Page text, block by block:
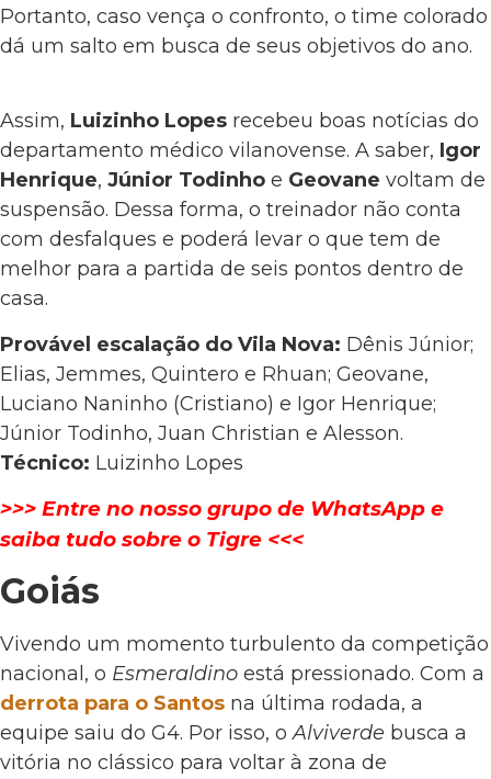
Portanto, caso vença o confronto, o time colorado
dá um salto em busca de seus objetivos do ano.
Assim, Luizinho Lopes recebeu boas notícias do
departamento médico vilanovense. A saber, Igor
Henrique, Júnior Todinho e Geovane voltam de
suspensão. Dessa forma, o treinador não conta
com desfalques e poderá levar o que tem de
melhor para a partida de seis pontos dentro de
casa.
Provável escalação do Vila Nova: Dênis Júnior;
Elias, Jemmes, Quintero e Rhuan; Geovane,
Luciano Naninho (Cristiano) e Igor Henrique;
Júnior Todinho, Juan Christian e Alesson.
Técnico: Luizinho Lopes
>>> Entre no nosso grupo de WhatsApp e
saiba tudo sobre o Tigre <<<
Goiás
Vivendo um momento turbulento da competição
nacional, o Esmeraldino está pressionado. Com a
derrota para o Santos na última rodada, a
equipe saiu do G4. Por isso, oAlviverde busca a
vitória no clássico para voltar à zona de